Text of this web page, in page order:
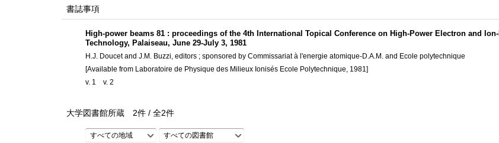
書誌事項
High-power beams 81 : proceedings of the 4th International Topical Conference on High-Power Electron and Ion-
Technology, Palaiseau, June 29-July 3, 1981
H.J. Doucet and J.M. Buzzi, editors ; sponsored by Commissariat à l'energie atomique-D.A.M. and Ecole polytechnique
[Available from Laboratoire de Physique des Milieux Ionisés Ecole Polytechnique, 1981]
v. 1
v. 2
大学図書館所蔵 2件 / 全2件
すべての地域 すべての図書館